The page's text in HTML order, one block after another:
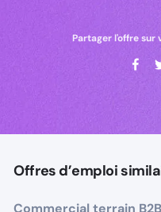
Partager l'offre sur
Offres d’emploi
Commercial terrain